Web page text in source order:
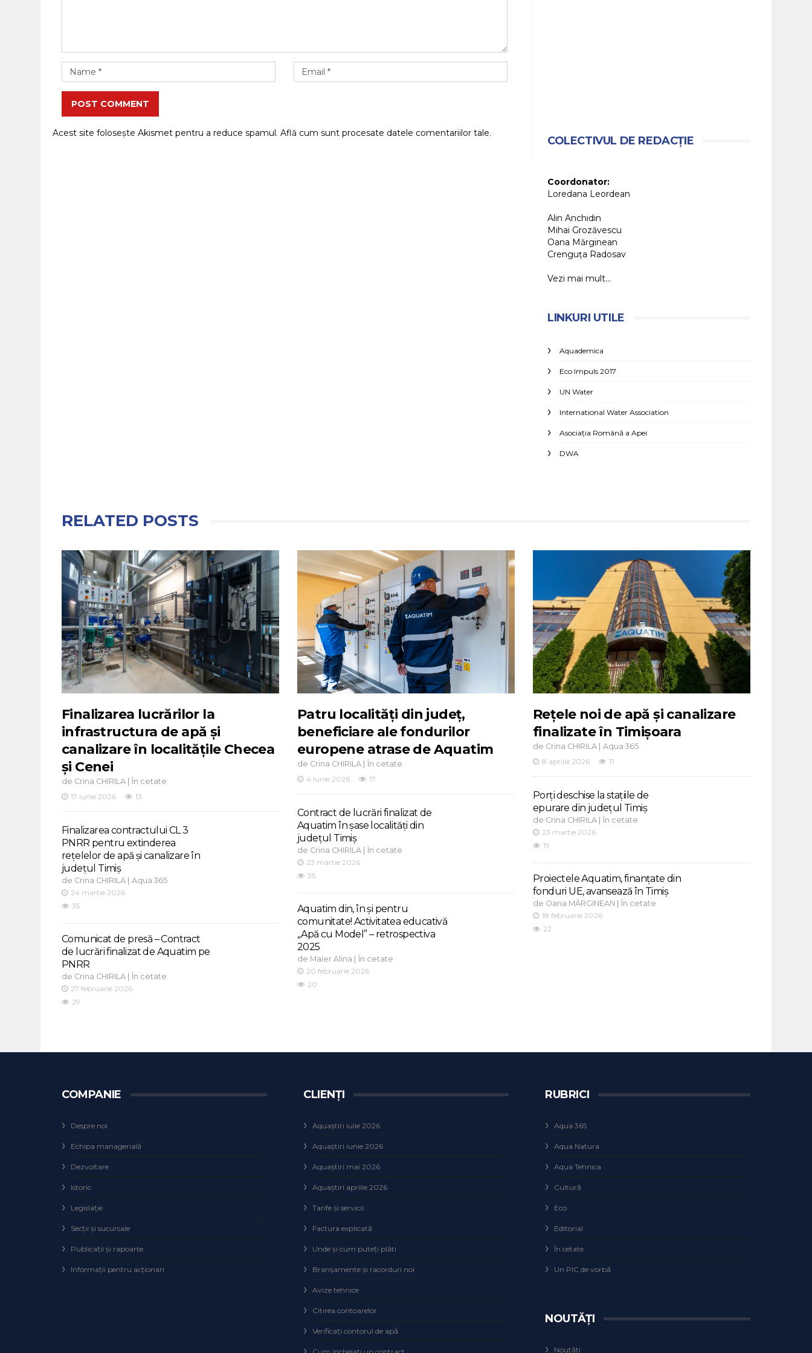
POST COMMENT
Acest site folosește Akismet pentru a reduce spamul. Află cum sunt procesate datele comentariilor tale.
COLECTIVUL DE REDACȚIE
Coordonator:
Loredana Leordean
Alin Anchidin
Mihai Grozăvescu
Oana Mărginean
Crenguța Radosav
Vezi mai mult...
LINKURI UTILE
Aquademica
Eco Impuls 2017
UN Water
International Water Association
Asociaţia Română a Apei
DWA
RELATED POSTS
Finalizarea lucrărilor la
infrastructura de apă și
canalizare în localitățile Checea
și Cenei
de Crina CHIRILA | În cetate
17 iunie 2026
13
Finalizarea contractului CL 3
PNRR pentru extinderea
rețelelor de apă și canalizare în
județul Timiș
de Crina CHIRILA | Aqua 365
24 martie 2026
35
Comunicat de presă – Contract
de lucrări finalizat de Aquatim pe
PNRR
de Crina CHIRILA | În cetate
27 februarie 2026
29
Patru localități din județ,
beneficiare ale fondurilor
europene atrase de Aquatim
de Crina CHIRILA | În cetate
4 iunie 2026
17
Contract de lucrări finalizat de
Aquatim în șase localități din
județul Timiș
de Crina CHIRILA | În cetate
23 martie 2026
35
Aquatim din, în și pentru
comunitate! Activitatea educativă
„Apă cu Model” – retrospectiva
2025
de Maier Alina | În cetate
20 februarie 2026
20
Rețele noi de apă și canalizare
finalizate în Timișoara
de Crina CHIRILA | Aqua 365
8 aprilie 2026
11
Porți deschise la stațiile de
epurare din județul Timiș
de Crina CHIRILA | În cetate
23 martie 2026
19
Proiectele Aquatim, finanțate din
fonduri UE, avansează în Timiș
de Oana MĂRGINEAN | În cetate
18 februarie 2026
22
COMPANIE
Despre noi
Echipa managerială
Dezvoltare
Istoric
Legislaţie
Secţii şi sucursale
Publicații și rapoarte
Informații pentru acționari
CLIENȚI
Aquaștiri iulie 2026
Aquaștiri iunie 2026
Aquaștiri mai 2026
Aquaștiri aprilie 2026
Tarife și servicii
Factura explicată
Unde și cum puteţi plăti
Branșamente și racorduri noi
Avize tehnice
Citirea contoarelor
Verificaţi contorul de apă
RUBRICI
Aqua 365
Aqua Natura
Aqua Tehnica
Cultură
Eco
Editorial
În cetate
Un PIC de vorbă
NOUTĂȚI
Noutăți